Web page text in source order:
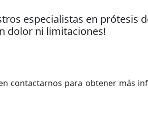
especialistas en prótesis
dolor ni limitaciones!
contactarnos para obtener más